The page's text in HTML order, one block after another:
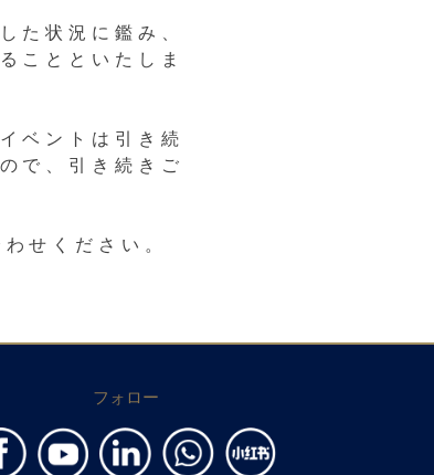
た状況に鑑み、
ことといたしま
ベントは引き続
で、引き続きご
せください。
フォロー